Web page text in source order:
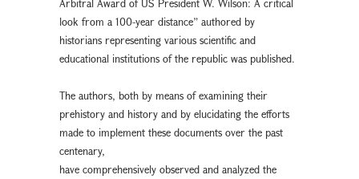
Arbitral Award of US President W. Wilson: A critical
look from a 100-year distance” authored by
historians representing various scientific and
educational institutions of the republic was published.
The authors, both by means of examining their
prehistory and history and by elucidating the efforts
made to implement these documents over the past
centenary,
have comprehensively observed and analyzed the